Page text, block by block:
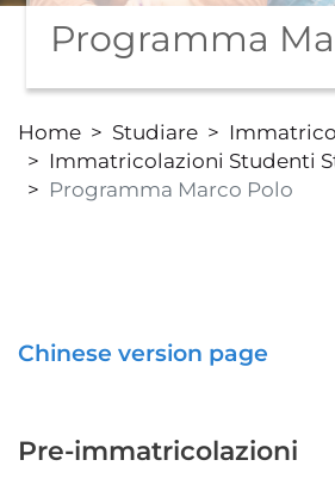
Programma
Home Studiare
Immatricolazioni Studenti
Programma Marco Polo
Chinese version page
Pre-immatricolazioni